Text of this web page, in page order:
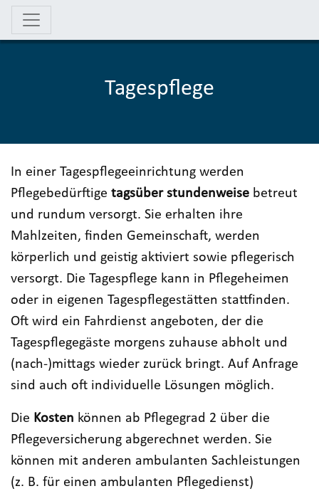
Tagespflege
In einer Tagespflegeeinrichtung werden
Pflegebedürftige tagsüber stundenweise betreut
und rundum versorgt. Sie erhalten ihre
Mahlzeiten, finden Gemeinschaft, werden
körperlich und geistig aktiviert sowie pflegerisch
versorgt. Die Tagespflege kann in Pflegeheimen
oder in eigenen Tagespflegestätten stattfinden.
Oft wird ein Fahrdienst angeboten, der die
Tagespflegegäste morgens zuhause abholt und
(nach-)mittags wieder zurück bringt. Auf Anfrage
sind auch oft individuelle Lösungen möglich.
Die Kosten können ab Pflegegrad 2 über die
Pflegeversicherung abgerechnet werden. Sie
können mit anderen ambulanten Sachleistungen
(z. B. für einen ambulanten Pflegedienst)